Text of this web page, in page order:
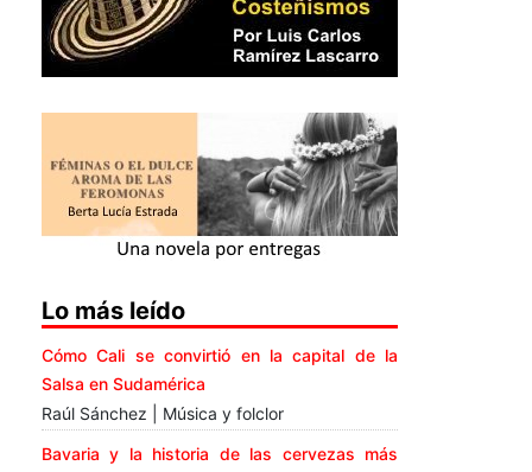
Lo más leído
Cómo Cali se convirtió en la capital de la
Salsa en Sudamérica
Raúl Sánchez | Música y folclor
Bavaria y la historia de las cervezas más